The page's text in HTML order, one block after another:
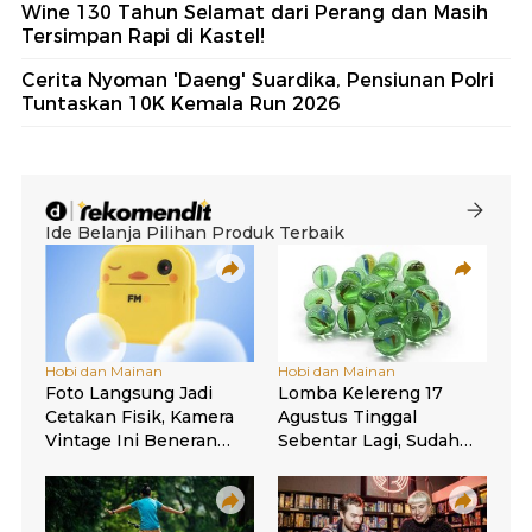
Wine 130 Tahun Selamat dari Perang dan Masih
Tersimpan Rapi di Kastel!
Cerita Nyoman 'Daeng' Suardika, Pensiunan Polri
Tuntaskan 10K Kemala Run 2026